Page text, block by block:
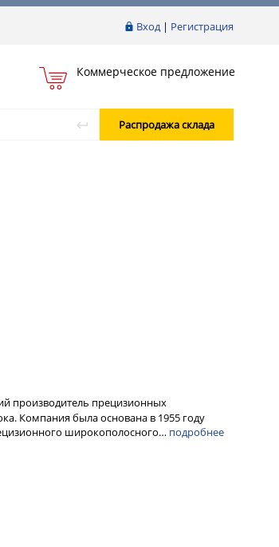
Вход| Регистрация
Коммерческое предложение
Распродажа склада
производитель прецизионных
Компания была основана в 1955 году
широкополосного… подробнее